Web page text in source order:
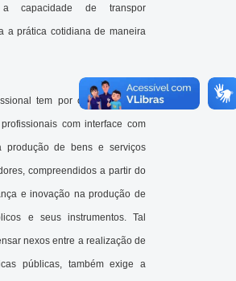
capacidade de transpor
a prática cotidiana de maneira
tem por objetivo formar
com interface com
produção de bens e serviços
compreendidos a partir do
e inovação na produção de
e seus instrumentos. Tal
nexos entre a realização de
públicas, também exige a